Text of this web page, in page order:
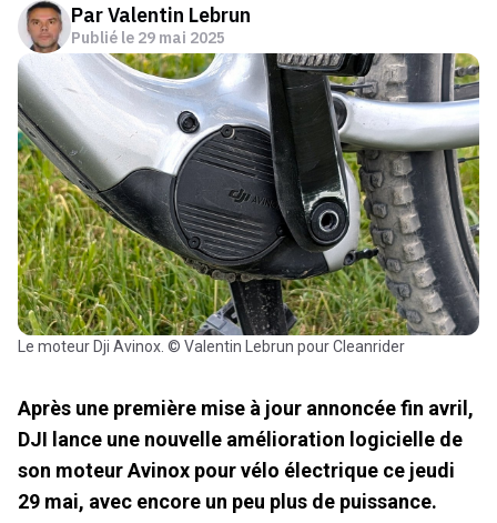
ParValentin Lebrun
Publié le 29 mai 2025
Le moteur Dji Avinox. © Valentin Lebrun pour Cleanrider
Après une première mise à jour annoncée fin avril,
DJI lance une nouvelle amélioration logicielle de
son moteur Avinox pour vélo électrique ce jeudi
29 mai, avec encore un peu plus de puissance.